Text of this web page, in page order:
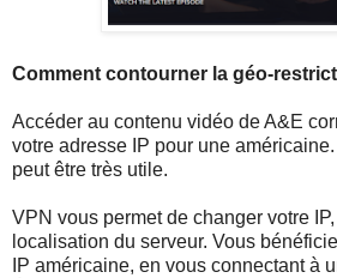
Comment contourner la géo-
Accéder au contenu vidéo de A&E
votre adresse IP pour une
peut être très utile.
VPN vous permet de changer votre
localisation du serveur. Vous
IP américaine, en vous connectant à